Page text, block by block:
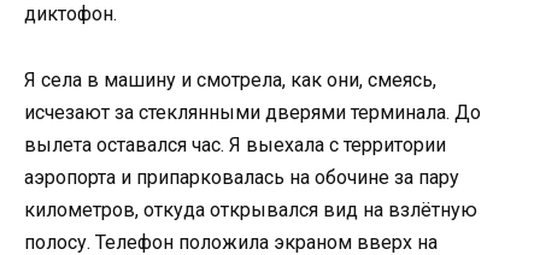
диктофон.
Я села в машину и смотрела, как они, смеясь,
исчезают за стеклянными дверями терминала. До
вылета оставался час. Я выехала с территории
аэропорта и припарковалась на обочине за пару
километров, откуда открывался вид на взлётную
полосу. Телефон положила экраном вверх на